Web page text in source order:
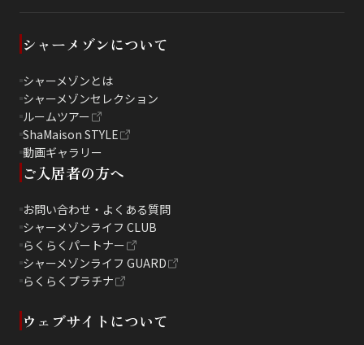
シャーメゾンについて
シャーメゾンとは
シャーメゾンセレクション
ルームツアー
ShaMaison STYLE
動画ギャラリー
ご入居者の方へ
お問い合わせ・よくある質問
シャーメゾンライフ CLUB
らくらくパートナー
シャーメゾンライフ GUARD
らくらくプラチナ
ウェブサイトについて